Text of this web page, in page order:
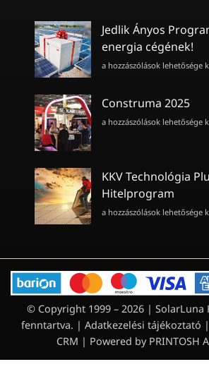
Jedlik Ányos
energia cégének!
Jedlik
Ajándék
cégének!
a hozzászólások lehetősége
Construma 2025
Construma
a hozzászólások lehetősége
KKV Technológia
Hitelprogram
KKV
Hitelprogram
bejegyzéshez
a hozzászólások lehetősége
© Copyright 1999 – 2026 |
fenntartva. | Adatkezelési tájékoztató |
CRM | Powered by PRINTOSH